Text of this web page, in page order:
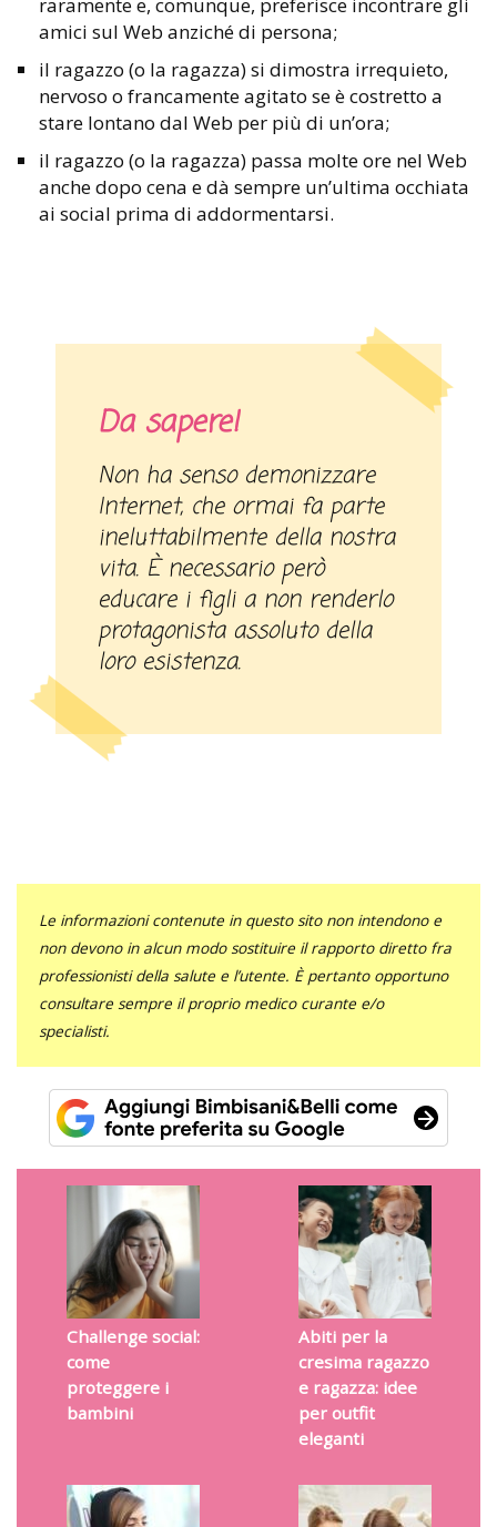
amici sul Web anziché di persona;
il ragazzo (o la ragazza) si dimostra irrequieto,
nervoso o francamente agitato se è costretto a
stare lontano dal Web per più di un’ora;
il ragazzo (o la ragazza) passa molte ore nel Web
anche dopo cena e dà sempre un’ultima occhiata
ai social prima di addormentarsi.
Da sapere!
Non ha senso demonizzare
Internet, che ormai fa parte
ineluttabilmente della nostra
vita. È necessario però
educare i figli a non renderlo
protagonista assoluto della
loro esistenza.
Le informazioni contenute in questo sito non intendono e
non devono in alcun modo sostituire il rapporto diretto fra
professionisti della salute e l’utente. È pertanto opportuno
consultare sempre il proprio medico curante e/o
specialisti.
Challenge social:
come
proteggere i
bambini
Abiti per la
cresima ragazzo
e ragazza: idee
per outfit
eleganti